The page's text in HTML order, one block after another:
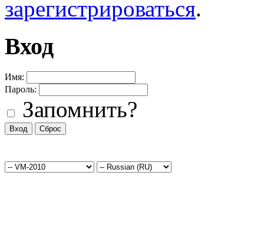
зарегистрироваться.
Вход
Имя:
Пароль:
Запомнить?